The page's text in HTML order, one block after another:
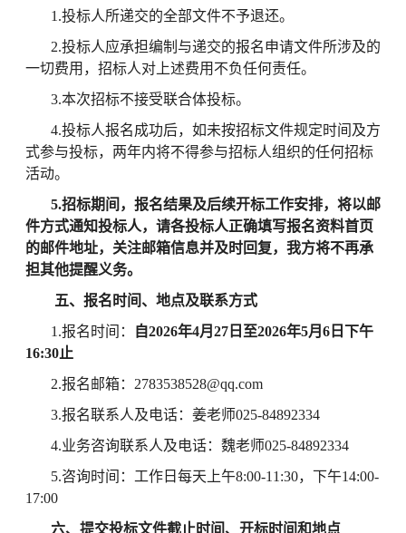
1.投标人所递交的全部文件不予退还。
2.投标人应承担编制与递交的报名申请文件所涉及的
一切费用，招标人对上述费用不负任何责任。
3.本次招标不接受联合体投标。
4.投标人报名成功后，如未按招标文件规定时间及方
式参与投标，两年内将不得参与招标人组织的任何招标
活动。
5.招标期间，报名结果及后续开标工作安排，将以邮
件方式通知投标人，请各投标人正确填写报名资料首页
的邮件地址，关注邮箱信息并及时回复，我方将不再承
担其他提醒义务。
五、报名时间、地点及联系方式
1.报名时间：
自2026年4月 27 日至2026年5月 6 日下午
16:30止
2.报名邮箱： 2783538528@qq.com
3.报名联系人及电话： 姜老师025-84892334
4.业务咨询联系人及电话： 魏老师025-84892334
5.咨询时间：工作日每天上午8:00-11:30，下午14:00-
17:00
六、提交投标文件截止时间、开标时间和地点